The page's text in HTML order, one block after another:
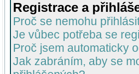
Registrace a
Proč se nemohu
Je vůbec potřeba se
Proč jsem automaticky
Jak zabráním, aby se